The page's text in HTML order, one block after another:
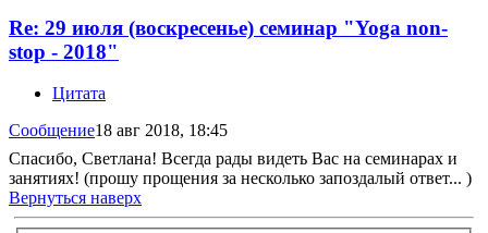
Re: 29 июля (воскресенье) семинар "Yoga non-
stop - 2018"
Цитата
Сообщение18 авг 2018, 18:45
Спасибо, Светлана! Всегда рады видеть Вас на семинарах и
занятиях! (прошу прощения за несколько запоздалый ответ... )
Вернуться наверх